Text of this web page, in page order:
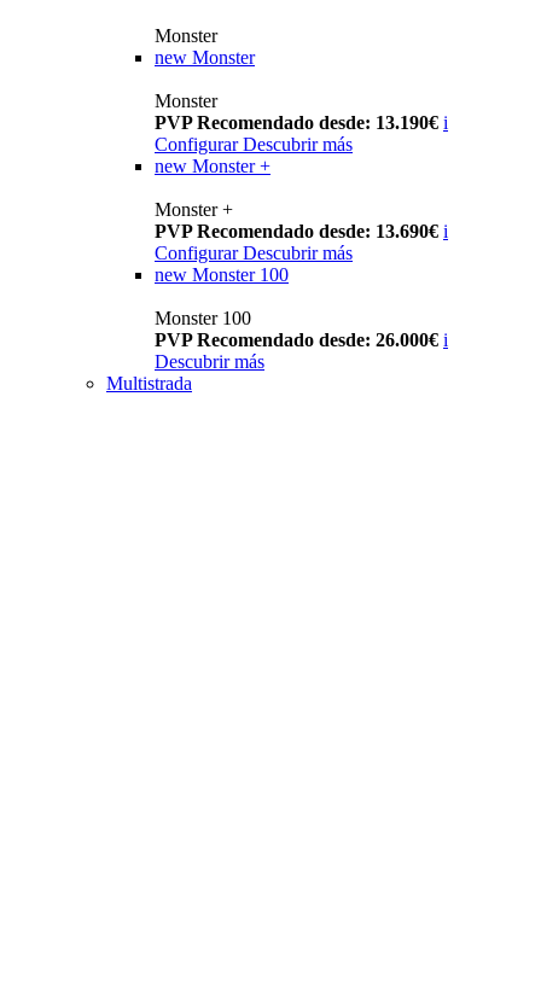
Monster
new Monster
Monster
PVP Recomendado desde: 13.190€ i
Configurar Descubrir más
new Monster +
Monster +
PVP Recomendado desde: 13.690€ i
Configurar Descubrir más
new Monster 100
Monster 100
PVP Recomendado desde: 26.000€ i
Descubrir más
Multistrada